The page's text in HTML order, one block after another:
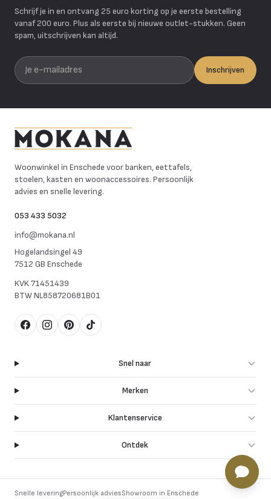
Schrijf je in en ontvang 25 euro korting op je eerste bestelling
vanaf 200 euro. Plus als eerste bij nieuwe outlet-stukken. Geen
spam, uitschrijven kan altijd.
Je e-mailadres
Inschrijven
Woonwinkel in Enschede voor banken, eettafels,
stoelen, kasten en woonaccessoires. Persoonlijk
advies en snelle levering.
053 433 5032
info@mokana.nl
Hogelandsingel 49
7512 GB Enschede
KVK71451439
BTWNL858720681B01
FacebookInstagram
Pinterest
TikTok
Snel naar
Merken
Klantenservice
Ontdek
Snelle leveringPersoonlijk adviesShowroom in Enschede